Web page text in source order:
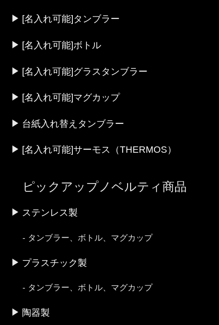
[名入れ可能]タンブラー
[名入れ可能]ボトル
[名入れ可能]グラスタンブラー
[名入れ可能]マグカップ
台紙入れ替えタンブラー
[名入れ可能]サーモス（THERMOS）
ピックアップノベルティ商品
ステンレス製
タンブラー、ボトル、マグカップ
プラスチック製
タンブラー、ボトル、マグカップ
陶器製